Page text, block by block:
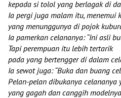
kepada si tolol yang berlagak di
Ia pergi juga malam itu, menemui
yang menunggunya di pojok
Ia pamerkan celananya: “Ini asli
Tapi perempuan itu lebih tertarik
pada yang bertengger di dalam
Ia sewot juga: “Buka dan buang
Pelan-pelan dibukanya celananya
yang gagah dan canggih